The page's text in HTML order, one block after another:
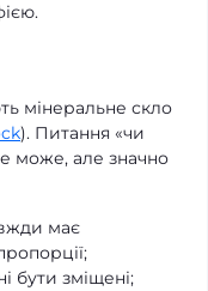
мінеральне скло
). Питання «чи
може, але значно
має
бути зміщені;